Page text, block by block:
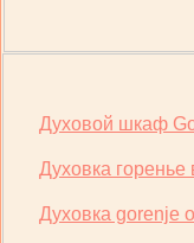
Духовой шкаф
Духовка
Духовка gorenje